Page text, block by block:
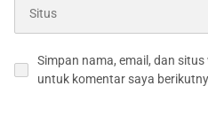
Simpan nama, email, dan
untuk komentar saya